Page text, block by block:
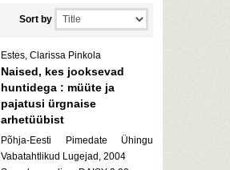
Sort by
Estes, Clarissa Pinkola
Naised, kes jooksevad
huntidega : müüte ja
pajatusi ürgnaise
arhetüübist
Põhja-Eesti Pimedate Ühingu
Vabatahtlikud Lugejad, 2004